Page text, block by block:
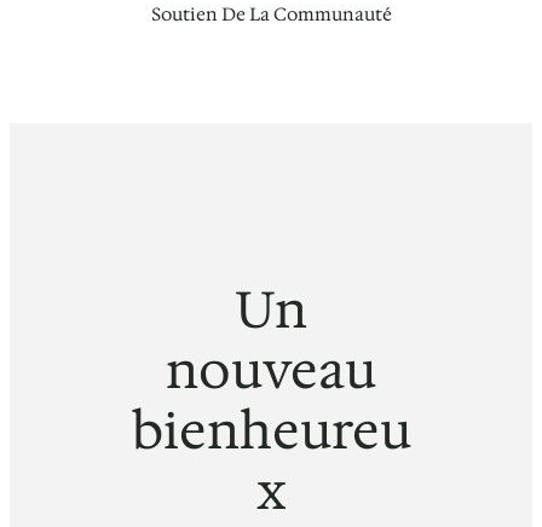
Soutien De La Communauté
Un
nouveau
bienheureu
x